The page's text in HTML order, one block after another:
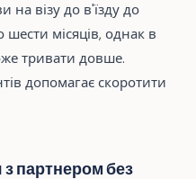
на візу до в'їзду до
місяців, однак в
тривати довше.
допомагає скоротити
партнером без